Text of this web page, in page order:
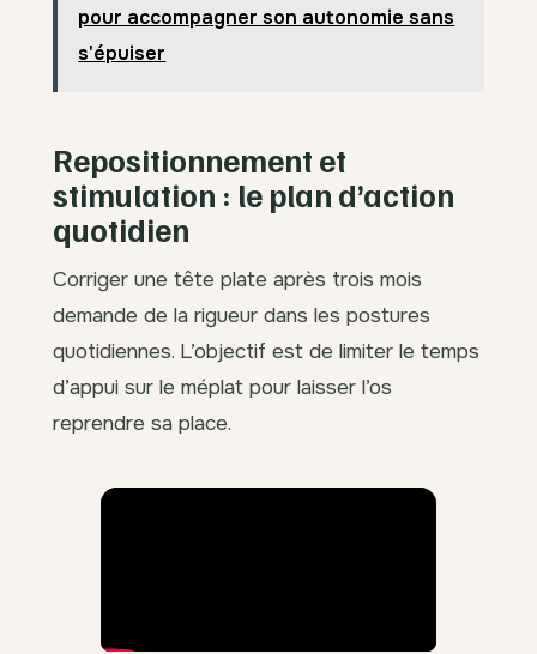
pour accompagner son autonomie sans
s'épuiser
Repositionnement et
stimulation : le plan d’action
quotidien
Corriger une tête plate après trois mois
demande de la rigueur dans les postures
quotidiennes. L’objectif est de limiter le temps
d’appui sur le méplat pour laisser l’os
reprendre sa place.